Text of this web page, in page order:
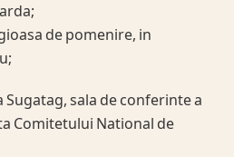
de pomenire, in
Sugatag, sala de conferinte a
Comitetului National de